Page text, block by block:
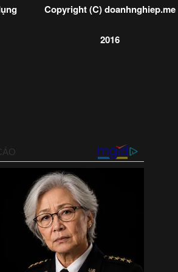
Copyright (C) doanhnghiep.me
2016